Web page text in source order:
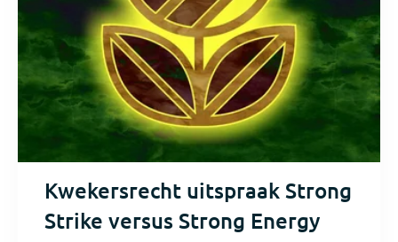
Kwekersrecht uitspraak Strong
Strike versus Strong Energy